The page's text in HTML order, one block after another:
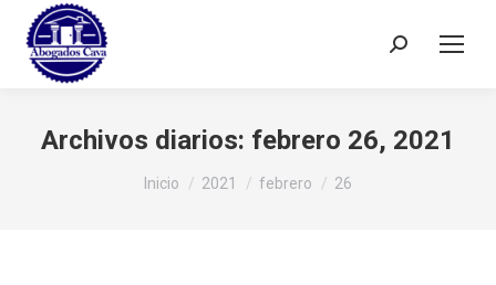
Buscar:
Archivos diarios: febrero 26, 2021
Estás aquí:
Inicio 2021 febrero 26